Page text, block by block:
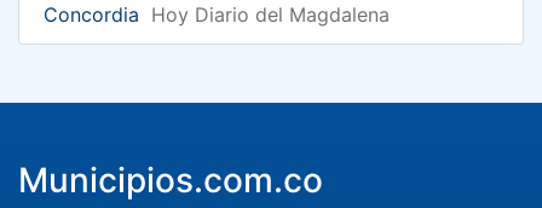
Concordia Hoy Diario del Magdalena
Municipios.com.co